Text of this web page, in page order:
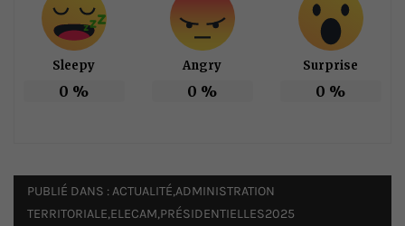
Sleepy
0 %
Angry
0 %
Surprise
0 %
PUBLIÉ DANS :ACTUALITÉ,ADMINISTRATION
TERRITORIALE,ELECAM,PRÉSIDENTIELLES2025